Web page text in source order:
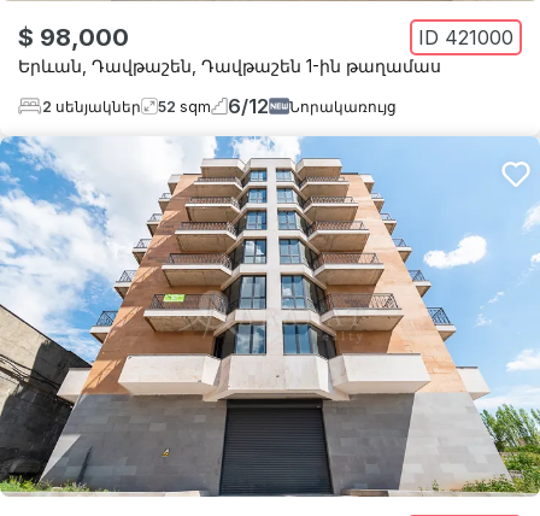
$ 98,000 ID 421000
Երևան Դավթաշեն Դավթաշեն 1-ին թաղամաս
2 սենյակներ 52 sqm 6/12 Նորակառույց